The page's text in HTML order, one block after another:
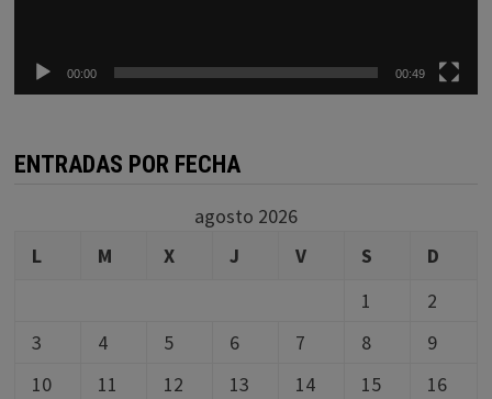
00:00 00:49
ENTRADAS POR FECHA
agosto 2026
L
M X J V S
D
1
2
3
4 5 6 7 8
9
10
11 12 13 14 15
16